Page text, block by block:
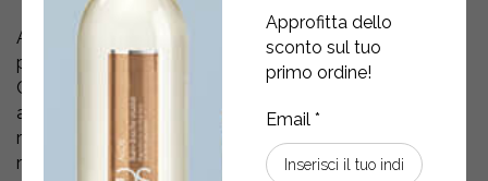
Approfitta dello
sconto sul tuo
primo ordine!
Al momento dell’accesso a qualunque pagina del Sito, è
presente un banner che contiene una informativa breve.
Cliccando su “Accetta”, l’utente fornisce il consenso
all’uso dei cookie. Il consenso all’uso dei cookie è
registrato con un “cookie tecnico” e potrà essere
revocato dall’utente in qualsiasi momento.